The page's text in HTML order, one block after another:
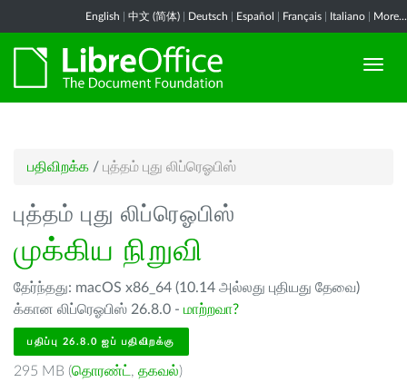
English 中文 (简体) Deutsch Español Français Italiano More...
பதிவிறக்க / புத்தம் புது லிப்ரெஓபிஸ்
புத்தம் புது லிப்ரெஓபிஸ்
முக்கிய நிறுவி
தேர்ந்தது: macOS x86_64 (10.14 அல்லது புதியது தேவை)
க்கான லிப்ரெஓபிஸ் 26.8.0 - மாற்றவா?
பதிப்பு 26.8.0 ஐப் பதிவிறக்கு
295 MB (தொரண்ட் , தகவல்)